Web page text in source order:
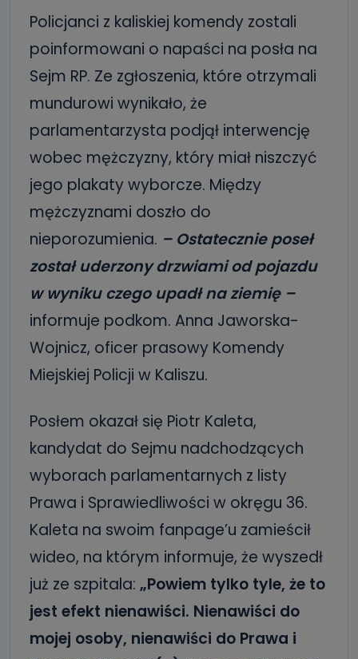
Policjanci z kaliskiej komendy zostali
poinformowani o napaści na posła na
Sejm RP. Ze zgłoszenia, które otrzymali
mundurowi wynikało, że
parlamentarzysta podjął interwencję
wobec mężczyzny, który miał niszczyć
jego plakaty wyborcze. Między
mężczyznami doszło do
nieporozumienia. – Ostatecznie poseł
został uderzony drzwiami od pojazdu
w wyniku czego upadł na ziemię –
informuje podkom. Anna Jaworska-
Wojnicz, oficer prasowy Komendy
Miejskiej Policji w Kaliszu.
Posłem okazał się Piotr Kaleta,
kandydat do Sejmu nadchodzących
wyborach parlamentarnych z listy
Prawa i Sprawiedliwości w okręgu 36.
Kaleta na swoim fanpage’u zamieścił
wideo, na którym informuje, że wyszedł
już ze szpitala: „Powiem tylko tyle, że to
jest efekt nienawiści. Nienawiści do
mojej osoby, nienawiści do Prawa i